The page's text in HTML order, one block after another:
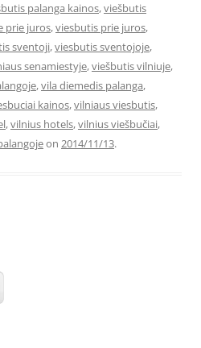
palanga kainos,viešbutis
prie juros,viesbutis prie juros,
sventoji,viesbutis sventojoje,
senamiestyje,viešbutis vilniuje,
,vila diemedis palanga,
kainos,vilniaus viesbutis,
,vilnius hotels,vilnius viešbučiai,
on 2014/11/13.